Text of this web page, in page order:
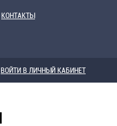
КОНТАКТЫ
ВОЙТИ В ЛИЧНЫЙ КАБИНЕТ